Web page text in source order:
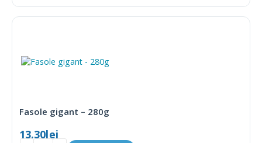
Fasole gigant – 280g
13.30lei